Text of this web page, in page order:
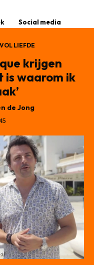
Social media
LIEFDE
krijgen
is waarom ik
de Jong